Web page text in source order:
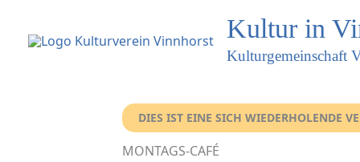
Kultur in
Kulturgemeinschaft
DIES IST EINE SICH WIEDERHOLENDE
MONTAGS-CAFÉ